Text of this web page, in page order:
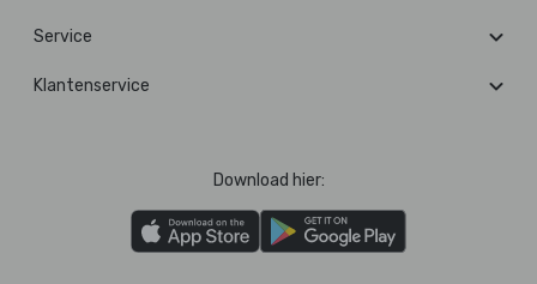
Service
Klantenservice
Download hier: